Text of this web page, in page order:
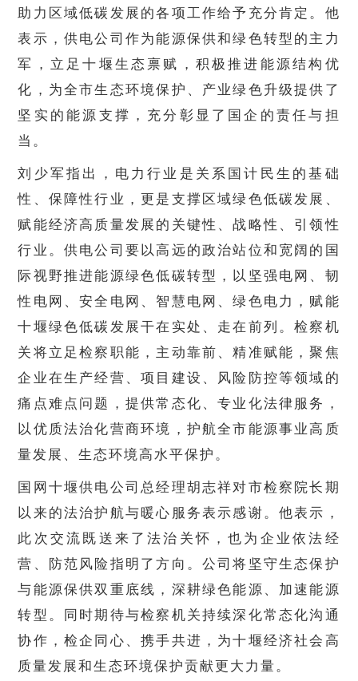
助力区域低碳发展的各项工作给予充分肯定。他
表示，供电公司作为能源保供和绿色转型的主力
军，立足十堰生态禀赋，积极推进能源结构优
化，为全市生态环境保护、产业绿色升级提供了
坚实的能源支撑，充分彰显了国企的责任与担
当。
刘少军指出，电力行业是关系国计民生的基础
性、保障性行业，更是支撑区域绿色低碳发展、
赋能经济高质量发展的关键性、战略性、引领性
行业。供电公司要以高远的政治站位和宽阔的国
际视野推进能源绿色低碳转型，以坚强电网、韧
性电网、安全电网、智慧电网、绿色电力，赋能
十堰绿色低碳发展干在实处、走在前列。检察机
关将立足检察职能，主动靠前、精准赋能，聚焦
企业在生产经营、项目建设、风险防控等领域的
痛点难点问题，提供常态化、专业化法律服务，
以优质法治化营商环境，护航全市能源事业高质
量发展、生态环境高水平保护。
国网十堰供电公司总经理胡志祥对市检察院长期
以来的法治护航与暖心服务表示感谢。他表示，
此次交流既送来了法治关怀，也为企业依法经
营、防范风险指明了方向。公司将坚守生态保护
与能源保供双重底线，深耕绿色能源、加速能源
转型。同时期待与检察机关持续深化常态化沟通
协作，检企同心、携手共进，为十堰经济社会高
质量发展和生态环境保护贡献更大力量。